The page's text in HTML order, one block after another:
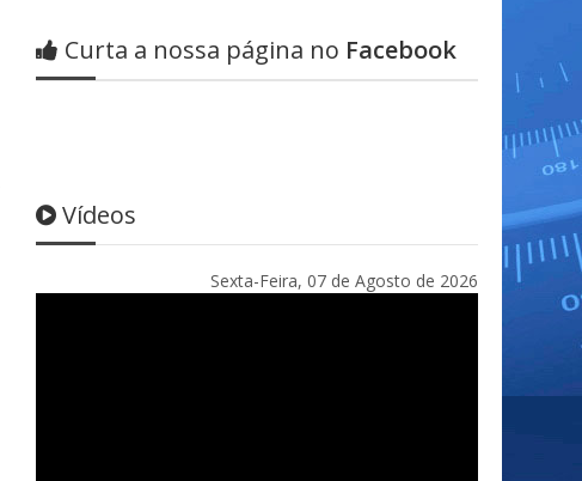
Curta a nossa página no Facebook
Vídeos
Sexta-Feira, 07 de Agosto de 2026